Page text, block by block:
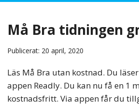
Må Bra tidningen
Publicerat: 20 april, 2020
Läs Må Bra utan kostnad. Du
appen Readly. Du kan nu få en 1
kostnadsfritt. Via appen får du